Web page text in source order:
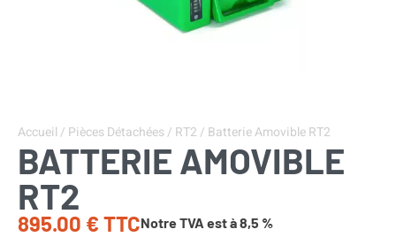
Accueil/ Pièces Détachées/ RT2/ Batterie Amovible RT2
BATTERIE AMOVIBLE
RT2
895.00 € TTCNotre TVA est à 8,5 %